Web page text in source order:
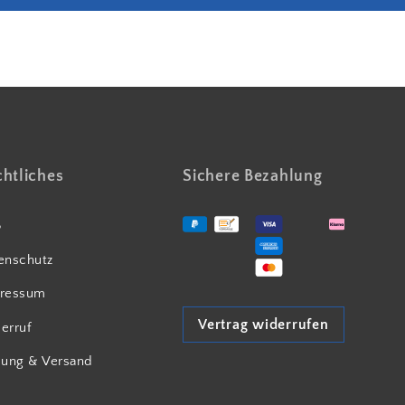
& Versand
Sichere Bezahlung
Vertrag widerrufen